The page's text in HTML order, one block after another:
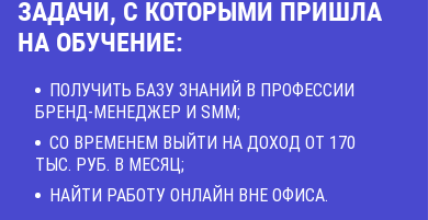
ЗАДАЧИ, С КОТОРЫМИ ПРИШЛА
НА ОБУЧЕНИЕ:
ПОЛУЧИТЬ БАЗУ ЗНАНИЙ В ПРОФЕССИИ
БРЕНД-МЕНЕДЖЕР И SMM;
СО ВРЕМЕНЕМ ВЫЙТИ НА ДОХОД ОТ 170
ТЫС. РУБ. В МЕСЯЦ;
НАЙТИ РАБОТУ ОНЛАЙН ВНЕ ОФИСА.